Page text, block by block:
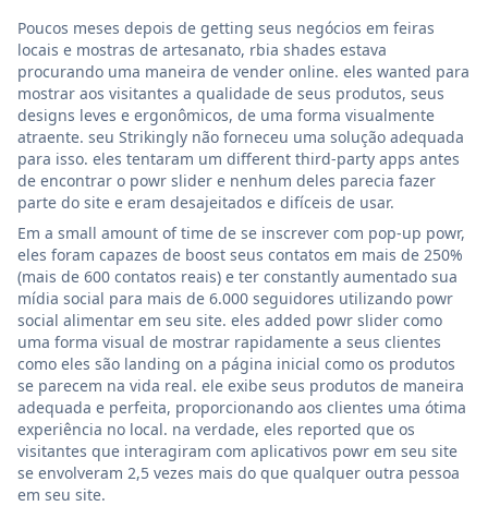
Poucos meses depois de getting seus negócios em feiras
locais e mostras de artesanato, rbia shades estava
procurando uma maneira de vender online. eles wanted para
mostrar aos visitantes a qualidade de seus produtos, seus
designs leves e ergonômicos, de uma forma visualmente
atraente. seu Strikingly não forneceu uma solução adequada
para isso. eles tentaram um different third-party apps antes
de encontrar o powr slider e nenhum deles parecia fazer
parte do site e eram desajeitados e difíceis de usar.
Em a small amount of time de se inscrever com pop-up powr,
eles foram capazes de boost seus contatos em mais de 250%
(mais de 600 contatos reais) e ter constantly aumentado sua
mídia social para mais de 6.000 seguidores utilizando powr
social alimentar em seu site. eles added powr slider como
uma forma visual de mostrar rapidamente a seus clientes
como eles são landing on a página inicial como os produtos
se parecem na vida real. ele exibe seus produtos de maneira
adequada e perfeita, proporcionando aos clientes uma ótima
experiência no local. na verdade, eles reported que os
visitantes que interagiram com aplicativos powr em seu site
se envolveram 2,5 vezes mais do que qualquer outra pessoa
em seu site.